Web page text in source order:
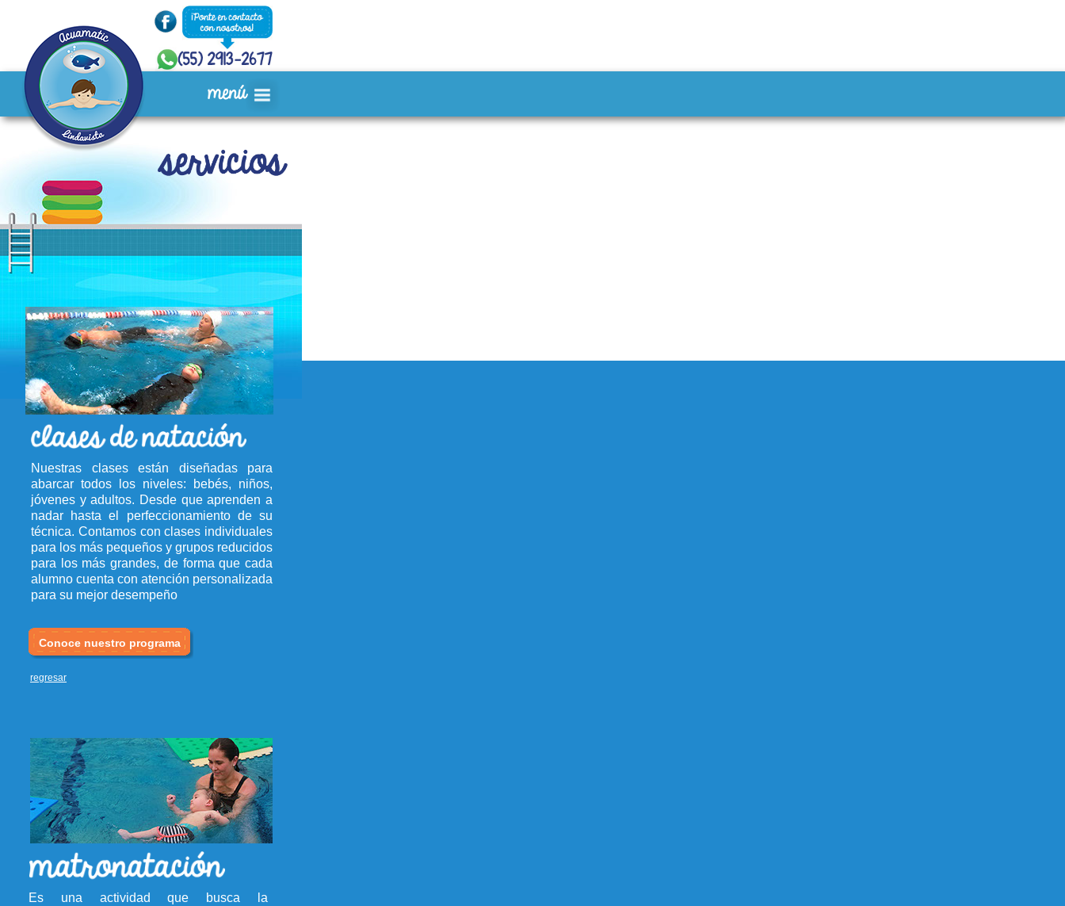
Nuestras clases están diseñadas para
abarcar todos los niveles: bebés, niños,
jóvenes y adultos. Desde que aprenden a
nadar hasta el perfeccionamiento de su
técnica. Contamos con clases individuales
para los más pequeños y grupos reducidos
para los más grandes, de forma que cada
alumno cuenta con atención personalizada
para su mejor desempeño
Conoce nuestro programa
regresar
Es una actividad que busca la
Quiénes Somos
Ubicación
Video